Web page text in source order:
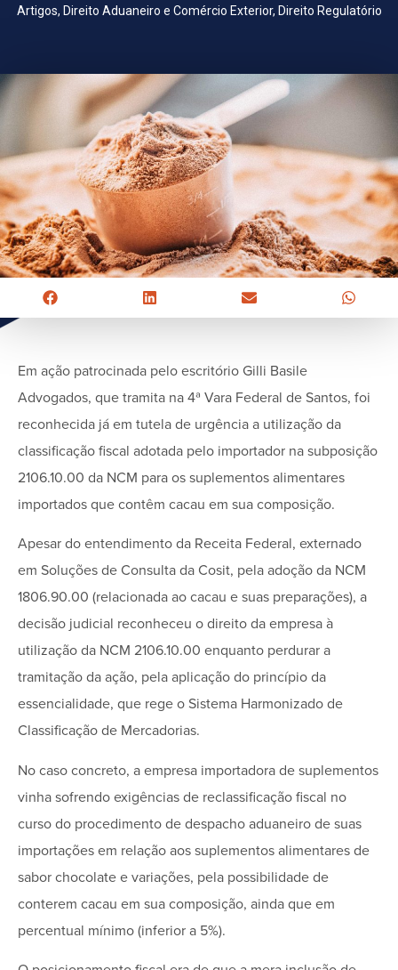
Artigos, Direito Aduaneiro e Comércio Exterior, Direito Regulatório
Em ação patrocinada pelo escritório Gilli Basile
Advogados, que tramita na 4ª Vara Federal de Santos, foi
reconhecida já em tutela de urgência a utilização da
classificação fiscal adotada pelo importador na subposição
2106.10.00 da NCM para os suplementos alimentares
importados que contêm cacau em sua composição.
Apesar do entendimento da Receita Federal, externado
em Soluções de Consulta da Cosit, pela adoção da NCM
1806.90.00 (relacionada ao cacau e suas preparações), a
decisão judicial reconheceu o direito da empresa à
utilização da NCM 2106.10.00 enquanto perdurar a
tramitação da ação, pela aplicação do princípio da
essencialidade, que rege o Sistema Harmonizado de
Classificação de Mercadorias.
No caso concreto, a empresa importadora de suplementos
vinha sofrendo exigências de reclassificação fiscal no
curso do procedimento de despacho aduaneiro de suas
importações em relação aos suplementos alimentares de
sabor chocolate e variações, pela possibilidade de
conterem cacau em sua composição, ainda que em
percentual mínimo (inferior a 5%).